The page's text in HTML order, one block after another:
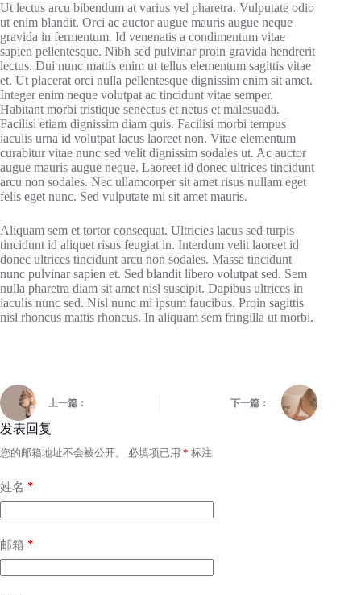
Ut lectus arcu bibendum at varius vel pharetra. Vulputate odio
ut enim blandit. Orci ac auctor augue mauris augue neque
gravida in fermentum. Id venenatis a condimentum vitae
sapien pellentesque. Nibh sed pulvinar proin gravida hendrerit
lectus. Dui nunc mattis enim ut tellus elementum sagittis vitae
et. Ut placerat orci nulla pellentesque dignissim enim sit amet.
Integer enim neque volutpat ac tincidunt vitae semper.
Habitant morbi tristique senectus et netus et malesuada.
Facilisi etiam dignissim diam quis. Facilisi morbi tempus
iaculis urna id volutpat lacus laoreet non. Vitae elementum
curabitur vitae nunc sed velit dignissim sodales ut. Ac auctor
augue mauris augue neque. Laoreet id donec ultrices tincidunt
arcu non sodales. Nec ullamcorper sit amet risus nullam eget
felis eget nunc. Sed vulputate mi sit amet mauris.
Aliquam sem et tortor consequat. Ultricies lacus sed turpis
tincidunt id aliquet risus feugiat in. Interdum velit laoreet id
donec ultrices tincidunt arcu non sodales. Massa tincidunt
nunc pulvinar sapien et. Sed blandit libero volutpat sed. Sem
nulla pharetra diam sit amet nisl suscipit. Dapibus ultrices in
iaculis nunc sed. Nisl nunc mi ipsum faucibus. Proin sagittis
nisl rhoncus mattis rhoncus. In aliquam sem fringilla ut morbi.
上一篇： 下一篇：
发表回复
您的邮箱地址不会被公开。 必填项已用 * 标注
姓名 *
邮箱 *